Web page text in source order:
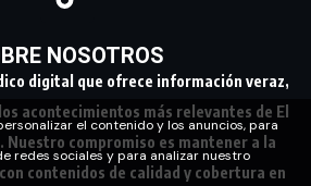
NOSOTROS
digital que ofrece información veraz,
acontecimientos más relevantes de El
Nuestro compromiso es mantener a la
contenidos de calidad y cobertura en
el contenido y los anuncios, para
redes sociales y para analizar nuestro